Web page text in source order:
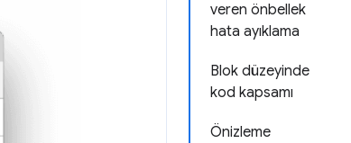
veren önbellek
hata ayıklama
Blok düzeyinde
kod kapsamı
Önizleme